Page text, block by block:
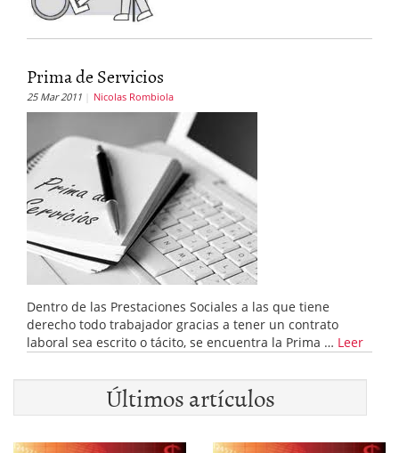
Prima de Servicios
25 Mar 2011 Nicolas Rombiola
Dentro de las Prestaciones Sociales a las que tiene
derecho todo trabajador gracias a tener un contrato
laboral sea escrito o tácito, se encuentra la Prima … Leer
Últimos artículos